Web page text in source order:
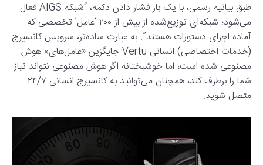
طبق بیانیه رسمی، با یک بار فشار دادن دکمه، “شبکه AIGS فعال
می‌شود؛ شبکه‌ای توزیع‌شده از بیش از ۲۰۰ ‘عامل’ تخصصی که
آماده اجرای دستورات هستند”. به عبارت ساده‌تر، سرویس کانسیرج
(خدمات اختصاصی) انسانی Vertu جایگزین «عامل‌های» هوش
مصنوعی شده است، اما خوشبختانه اگر هوش مصنوعی نتواند نیاز
شما را برطرف کند، همچنان می‌توانید به کانسیرج انسانی ۲۴/۷
متصل شوید.